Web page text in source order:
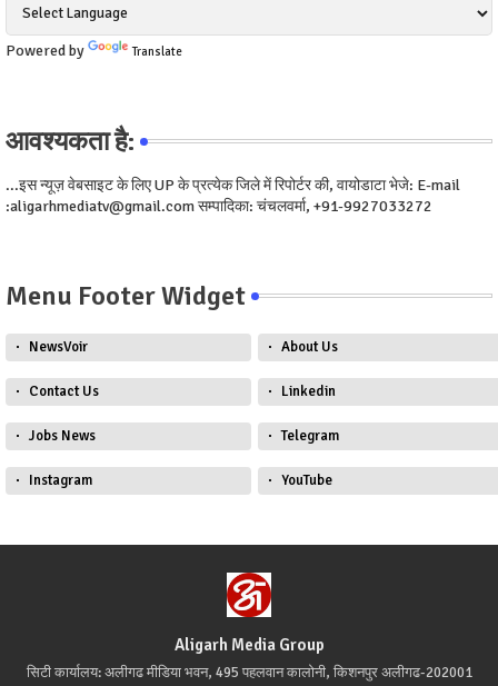
Powered by Translate
आवश्यकता है:
...इस न्यूज़ वेबसाइट के लिए UP के प्रत्येक जिले में रिपोर्टर की, वायोडाटा भेजे: E-mail
:aligarhmediatv@gmail.com सम्पादिका: चंचलवर्मा, +91-9927033272
Menu Footer Widget
NewsVoir About Us
Contact Us Linkedin
Jobs News Telegram
Instagram YouTube
Aligarh Media Group
सिटी कार्यालय: अलीगढ मीडिया भवन, 495 पहलवान कालोनी, किशनपुर अलीगढ-202001